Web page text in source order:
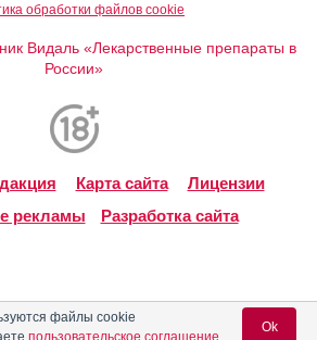
обработки файлов cookie
Видаль «Лекарственные препараты в
России»
Карта сайта
Лицензии
рекламы
Разработка сайта
файлы cookie
пользовательское соглашение
Ok